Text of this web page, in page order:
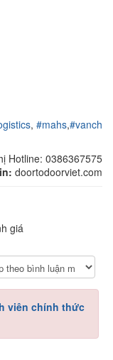
,#mahs,#vanch
Hotline: 0386367575
doortodoorviet.com
giá
viên chính thức